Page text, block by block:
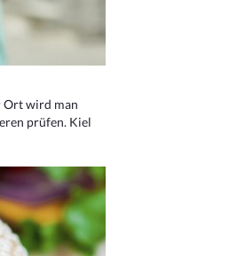
Ort wird man
prüfen. Kiel